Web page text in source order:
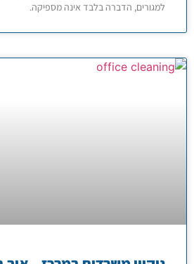
למגורים, הדברה בלבד אינה מספיקה.